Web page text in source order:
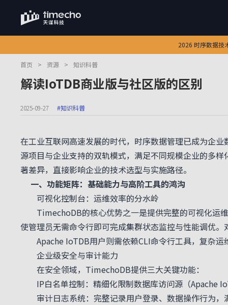
2026 时序数据技
首页 > 资源 > 知识科普
解读IoTDB商业版与社区版的区别
2025-09-27 #知识科普
在工业互联网高速发展的时代，时序数据管理已成为企
源项目与企业支持的双轨模式，满足不同规模企业的多
著差异，直接影响企业的技术选型与实施路径。
一、功能矩阵：基础能力与高阶工具的鸿沟
可视化控制台：运维效率的分水岭
TimechoDB的核心优势之一是提供完整的可视化运维
使管理员无需命令行即可完成集群状态监控与性能调优
Apache IoTDB用户则需依赖CLI命令行工具，复杂运
企业级安全与审计能力
在安全领域，TimechoDB提供三大关键功能：
IP白名单控制：精细化限制数据库访问源（Apache
审计日志系统：完整记录用户登录、数据操作行为，